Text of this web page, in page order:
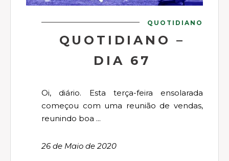
QUOTIDIANO
QUOTIDIANO –
DIA 67
Oi, diário. Esta terça-feira ensolarada
começou com uma reunião de vendas,
reunindo boa ...
26 de Maio de 2020